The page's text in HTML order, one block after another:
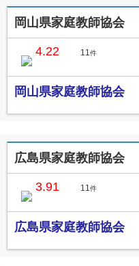
岡山県家庭教師協会
4.22 11件
岡山県家庭教師協会
広島県家庭教師協会
3.91 11件
広島県家庭教師協会